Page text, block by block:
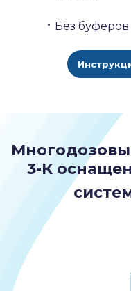
Без буферов
3-К